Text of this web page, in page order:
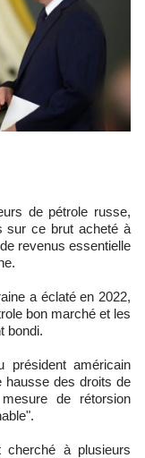
sur ce brut acheté à
revenus essentielle
a éclaté en 2022,
bon marché et les
bondi.
président américain
hausse des droits de
de rétorsion
cherché à plusieurs